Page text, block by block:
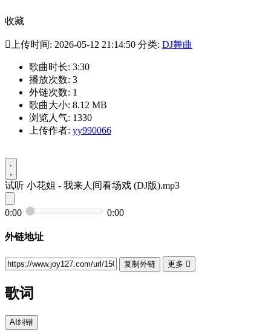
收藏
 上传时间: 2026-05-12 21:14:50 分类: DJ舞曲
歌曲时长: 3:30
播放次数: 3
外链次数: 1
歌曲大小: 8.12 MB
浏览人气: 1330
上传作者: yy990066
试听 小花姐 - 我来人间看场戏 (DJ版).mp3
0:00 0:00
外链地址
复制外链 更多 
歌词
AI纠错